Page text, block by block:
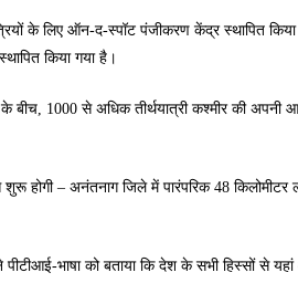
के लिए ऑन-द-स्पॉट पंजीकरण केंद्र स्थापित किया
किया गया है।
के बीच, 1000 से अधिक तीर्थयात्री कश्मीर की अपनी
से शुरू होगी – अनंतनाग जिले में पारंपरिक 48
भाषा को बताया कि देश के सभी हिस्सों से